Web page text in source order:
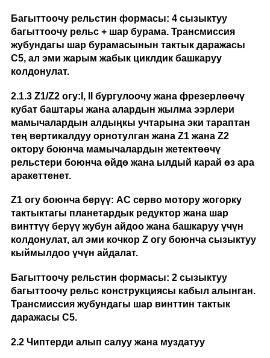
Багыттоочу рельстин формасы: 4 сызыктуу
багыттоочу рельс + шар бурама. Трансмиссия
жубундагы шар бурамасынын тактык даражасы
C5, ал эми жарым жабык циклдик башкаруу
колдонулат.
2.1.3 Z1/Z2 огу: I, II бургулоочу жана фрезерлөөчү
кубат баштары жана алардын жылма ээрлери
мамычалардын алдыңкы учтарына эки тараптан
тең вертикалдуу орнотулган жана Z1 жана Z2
октору боюнча мамычалардын жетектөөчү
рельстери боюнча өйдө жана ылдый карай өз ара
аракеттенет.
Z1 огу боюнча берүү: AC серво мотору жогорку
тактыктагы планетардык редуктор жана шар
винттүү берүү жубун айдоо жана башкаруу үчүн
колдонулат, ал эми кочкор Z огу боюнча сызыктуу
кыймылдоо үчүн айдалат.
Багыттоочу рельстин формасы: 2 сызыктуу
багыттоочу рельс конструкциясы кабыл алынган.
Трансмиссия жубундагы шар винттин тактык
даражасы C5.
2.2 Чиптерди алып салуу жана муздатуу